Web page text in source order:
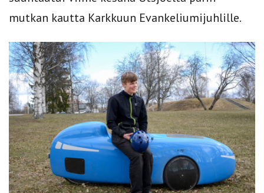
mutkan kautta Karkkuun Evankeliumijuhlille.